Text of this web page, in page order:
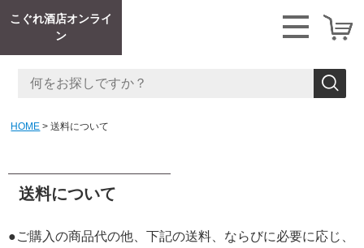
こぐれ酒店オンライ
ン
HOME 送料について
送料について
●ご購入の商品代の他、下記の送料、ならびに必要に応じ、